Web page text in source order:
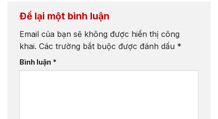
Để lại một bình luận
Email của bạn sẽ không được hiển thị công
khai. Các trường bắt buộc được đánh dấu *
Bình luận *